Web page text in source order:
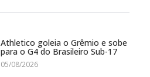
Athletico goleia o Grêmio e sobe
para o G4 do Brasileiro Sub-17
05/08/2026